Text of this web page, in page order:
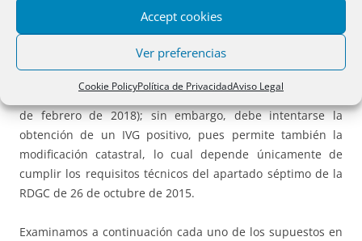
Accept cookies
Ver preferencias
Cookie PolicyPolítica de PrivacidadAviso Legal
comunicación establecido en la RDGC de 26 de octubre de
2015.
la inscripción en el Registro de la Propiedad (RDGRN de 6
de febrero de 2018); sin embargo, debe intentarse la
obtención de un IVG positivo, pues permite también la
modificación catastral, lo cual depende únicamente de
cumplir los requisitos técnicos del apartado séptimo de la
RDGC de 26 de octubre de 2015.
Examinamos a continuación cada uno de los supuestos en